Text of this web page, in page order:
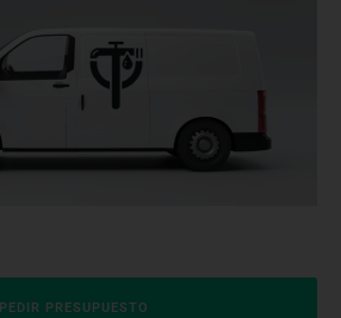
PEDIR PRESUPUESTO